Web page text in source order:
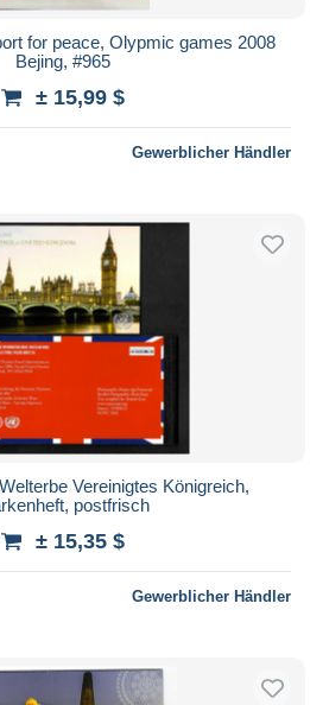
for peace, Olypmic games 2008
Bejing, #965
± 15,99 $
Gewerblicher Händler
Vereinigtes Königreich,
postfrisch
± 15,35 $
Gewerblicher Händler